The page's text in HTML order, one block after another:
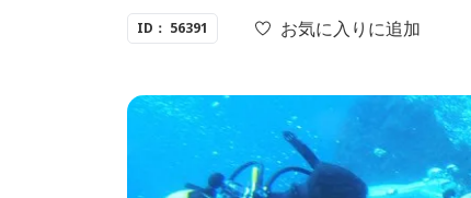
ID： 56391 お気に入りに追加